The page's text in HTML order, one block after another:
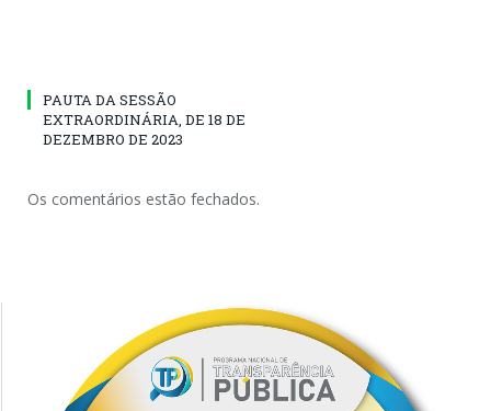
PAUTA DA SESSÃO
EXTRAORDINÁRIA, DE 18 DE
DEZEMBRO DE 2023
Os comentários estão fechados.